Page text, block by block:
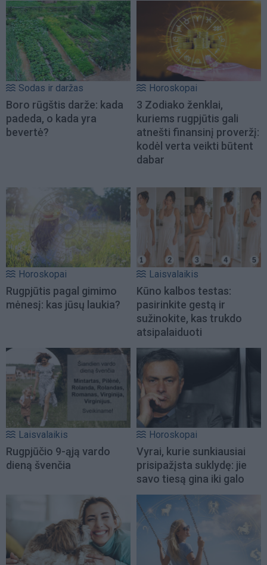
Sodas ir daržas
Boro rūgštis darže: kada
padeda, o kada yra
bevertė?
Horoskopai
3 Zodiako ženklai,
kuriems rugpjūtis gali
atnešti finansinį proveržį:
kodėl verta veikti būtent
dabar
Horoskopai
Rugpjūtis pagal gimimo
mėnesį: kas jūsų laukia?
Laisvalaikis
Kūno kalbos testas:
pasirinkite gestą ir
sužinokite, kas trukdo
atsipalaiduoti
Laisvalaikis
Rugpjūčio 9-ąją vardo
dieną švenčia
Horoskopai
Vyrai, kurie sunkiausiai
prisipažįsta suklydę: jie
savo tiesą gina iki galo